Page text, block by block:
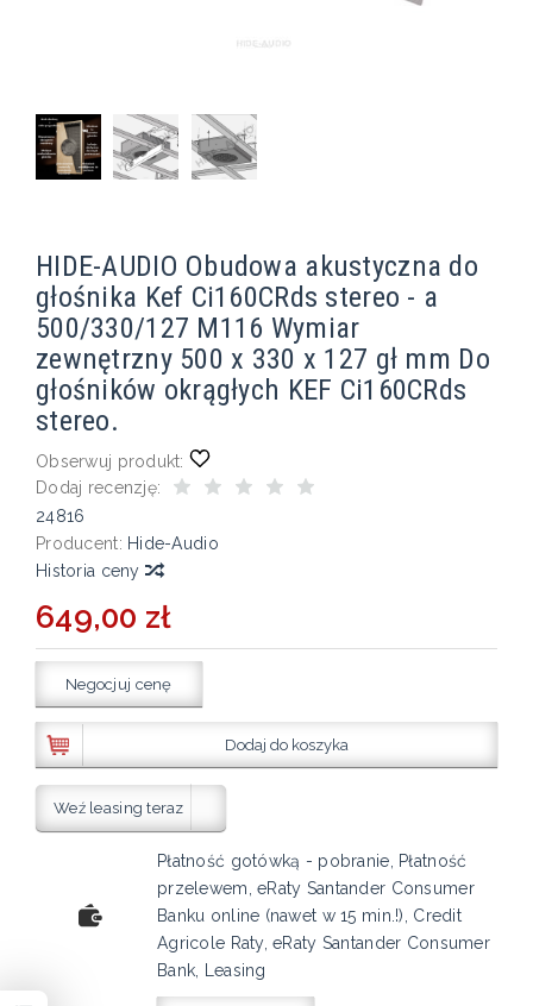
HIDE-AUDIO Obudowa akustyczna do
głośnika Kef Ci160CRds stereo - a
500/330/127 M116 Wymiar
zewnętrzny 500 x 330 x 127 gł mm Do
głośników okrągłych KEF Ci160CRds
stereo.
Obserwuj produkt:
Dodaj recenzję:
24816
Producent: Hide-Audio
Historia ceny
649,00 zł
Negocjuj cenę
Dodaj do koszyka
Weź leasing teraz
Płatność gotówką - pobranie, Płatność
przelewem, eRaty Santander Consumer
Banku online (nawet w 15 min.!), Credit
Agricole Raty, eRaty Santander Consumer
Bank, Leasing